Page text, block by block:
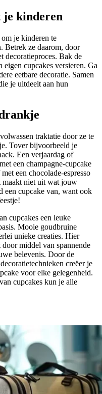
je kinderen
je kinderen te
Betrek ze daarom, door
decoratieproces. Bak de
eigen cupcakes versieren. Ga
eetbare decoratie. Samen
je uitdeelt aan hun
traktatie door ze te
Tover bijvoorbeeld je
Een verjaardag of
een champagne-cupcake
een chocolade-espresso
maakt niet uit wat jouw
een cupcake van, want ook
cupcakes een leuke
Mooie goudbruine
unieke creaties. Hier
middel van spannende
belevenis. Door de
creëer je
voor elke gelegenheid.
cupcakes kun je alle